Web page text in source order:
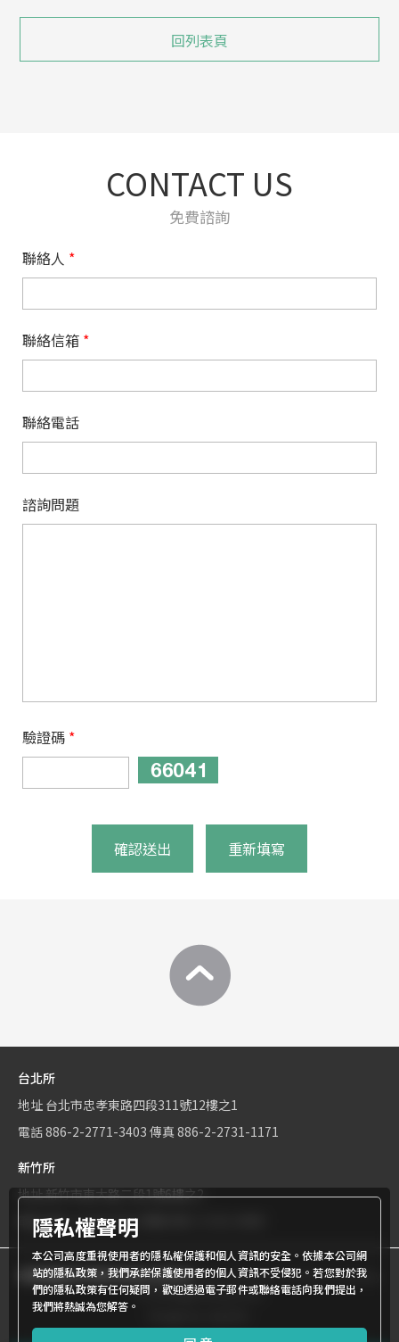
回列表頁
CONTACT US
免費諮詢
聯絡人 *
聯絡信箱 *
聯絡電話
諮詢問題
驗證碼 *
確認送出 重新填寫
台北所
地址 台北市忠孝東路四段311號12樓之1
電話886-2-2771-3403 傳真 886-2-2731-1171
新竹所
地址新竹市東大路二段1號6樓之2
電話886-3-534-9161
商標權屬世界專利有限公司所有© World Patent Limited Company
Inc All Rights Reserved.
隱私權聲明
本公司高度重視使用者的隱私權保護和個人資訊的安全。依據本公司網
站的隱私政策，我們承諾保護使用者的個人資訊不受侵犯。若您對於我
們的隱私政策有任何疑問，歡迎透過電子郵件或聯絡電話向我們提出，
我們將熱誠為您解答。